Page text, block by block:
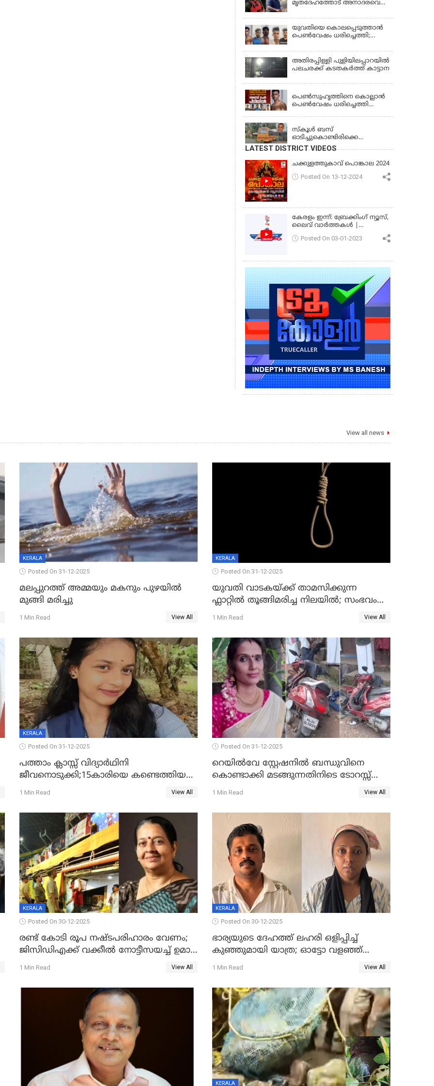
ജാമ്യാപേക്ഷ തള്ളി
മൃതദേഹത്തോട് അനാദരവെന്ന്
ക്രമീകരണത്തില്‍ ഗുരുതര
വീഴ്ച; മൃതദേഹം ചാവക്കാട്
വരെ എത്തിച്ചത് ഫ്രീസര്‍
സംവിധാനം ഇല്ലാതെയെന്നും
ആരോപണം
യുവതിയെ കൊലപ്പെടുത്താൻ
പെൺവേഷം ധരിച്ചെത്തി;
അതിരപ്പിള്ളി പുളിയിലപ്പാറയിൽ
പലചരക്ക് കടതകർത്ത് കാട്ടാന
പെണ്‍സുഹൃത്തിനെ കൊല്ലാന്‍
പെണ്‍വേഷം ധരിച്ചെത്തി
സ്കൂൾ ബസ്
ഓടിച്ചുകൊണ്ടിരിക്കെ
ഡ്രൈവർക്ക് ഹൃദയാഘാതം;
ബസ് കെട്ടിടത്തിൽ ഇടിച്ചുനിന്നു;
ഡ്രൈവർ മരിച്ചു, രണ്ട്
കുട്ടികൾക്ക് പരിക്ക്
LATEST DISTRICT VIDEOS
ചക്കുളത്തുകാവ് പൊങ്കാല 2024
Posted On 13-12-2024
കേരളം ഇന്ന്: ബ്രേക്കിംഗ് ന്യൂസ്,
ലൈവ് വാർത്തകൾ |
Posted On 03-01-2023
View all news
KERALA
Posted On 31-12-2025
മലപ്പുറത്ത് അമ്മയും മകനും പുഴയിൽ
മുങ്ങി മരിച്ചു
1 Min Read View All
KERALA
Posted On 31-12-2025
യുവതി വാടകയ്ക്ക് താമസിക്കുന്ന
ഫ്ലാറ്റില്‍ തൂങ്ങിമരിച്ച നിലയില്‍; സംഭവം
കൈതപ്പൊയിലില്‍
1 Min Read View All
KERALA
Posted On 31-12-2025
പത്താം ക്ലാസ്സ് വിദ്യാര്‍ഥിനി
ജീവനൊടുക്കി;15കാരിയെ കണ്ടെത്തിയത്
കിടപ്പുമുറിയില്‍ തൂങ്ങി മരിച്ച നിലയിൽ
1 Min Read View All
Posted On 31-12-2025
റെയിൽവേ സ്റ്റേഷനിൽ ബന്ധുവിനെ
കൊണ്ടാക്കി മടങ്ങുന്നതിനിടെ ടോറസ്സ്
ലോറി സ്കൂട്ടറിൽ ഇടിച്ചു : യുവതിക്ക്
1 Min Read View All
KERALA
Posted On 30-12-2025
രണ്ട് കോടി രൂപ നഷ്ടപരിഹാരം വേണം;
ജിസിഡിഎക്ക് വക്കീൽ നോട്ടീസയച്ച് ഉമാ
തോമസ്
1 Min Read View All
KERALA
Posted On 30-12-2025
ഭാര്യയുടെ ദേഹത്ത് ലഹരി ഒളിപ്പിച്ച്
കുഞ്ഞുമായി യാത്ര; ഓട്ടോ വളഞ്ഞ്
ദമ്പതികളെ പിടികൂടി പൊലീസ്
1 Min Read View All
KERALA